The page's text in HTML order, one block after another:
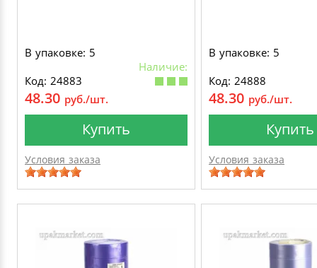
В упаковке: 5
Наличие:
Код: 24883
48.30 руб./шт.
Купить
Условия заказа
В упаковке: 5
Код: 24888
48.30 руб./шт.
Купить
Условия заказа